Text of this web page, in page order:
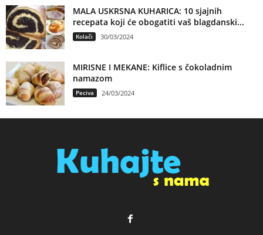
MALA USKRSNA KUHARICA: 10 sjajnih
recepata koji će obogatiti vaš blagdanski...
Kolači 30/03/2024
MIRISNE I MEKANE: Kiflice s čokoladnim
namazom
Peciva 24/03/2024